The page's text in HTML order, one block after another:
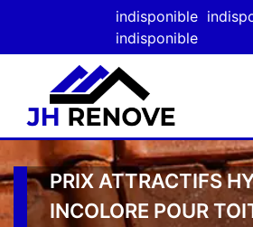
indisponible
indisponible
PRIX ATTRACTIFS
INCOLORE POUR